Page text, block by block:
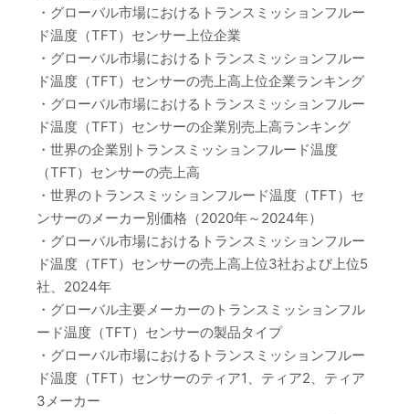
・グローバル市場におけるトランスミッションフルー
ド温度（TFT）センサー上位企業
・グローバル市場におけるトランスミッションフルー
ド温度（TFT）センサーの売上高上位企業ランキング
・グローバル市場におけるトランスミッションフルー
ド温度（TFT）センサーの企業別売上高ランキング
・世界の企業別トランスミッションフルード温度
（TFT）センサーの売上高
・世界のトランスミッションフルード温度（TFT）セ
ンサーのメーカー別価格（2020年～2024年）
・グローバル市場におけるトランスミッションフルー
ド温度（TFT）センサーの売上高上位3社および上位5
社、2024年
・グローバル主要メーカーのトランスミッションフル
ード温度（TFT）センサーの製品タイプ
・グローバル市場におけるトランスミッションフルー
ド温度（TFT）センサーのティア1、ティア2、ティア
3メーカー